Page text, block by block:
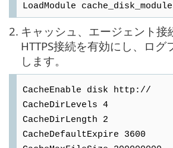
LoadModule
2. キャッシュ、エージェント接
HTTPS接続を有効にし、ログ
します。
CacheEnable disk http://
CacheDirLevels 4
CacheDirLength 2
CacheDefaultExpire 3600